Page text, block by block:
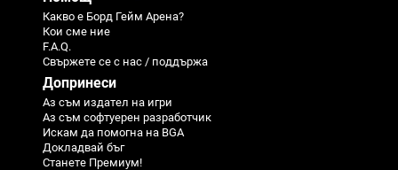
Какво е Борд Гейм Арена?
Кои сме ние
F.A.Q.
Свържете се с нас / поддържа
Допринеси
Аз съм издател на игри
Аз съм софтуерен разработчик
Искам да помогна на BGA
Докладвай бъг
Станете Премиум!